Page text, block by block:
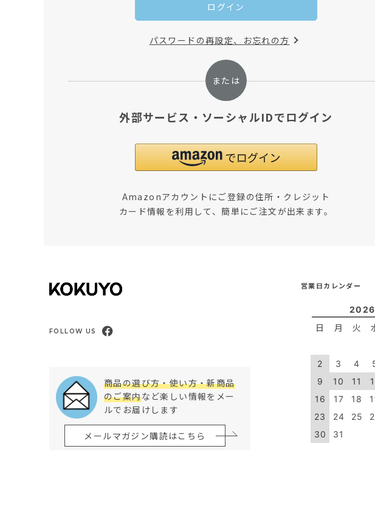
ログイン
パスワードの再設定、お忘れの方
外部サービス・ソーシャルIDでログイン
Amazonアカウントにご登録の住所・クレジット
カード情報を利用して、簡単にご注文が出来ます。
FOLLOW US
商品の選び方・使い方・新商品
のご案内など楽しい情報をメー
ルでお届けします
メールマガジン購読はこちら
営業日カレンダー
2026
日 月 火
2
3 4
9
10 11
16
17 18
23
24 25
30
31